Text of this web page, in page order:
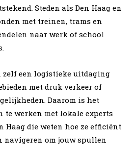
Steden als Den Haag en
met treinen, trams en
naar werk of school
zelf een logistieke uitdaging
met druk verkeer of
Daarom is het
te werken met lokale experts
Haag die weten hoe ze efficiënt
navigeren om jouw spullen